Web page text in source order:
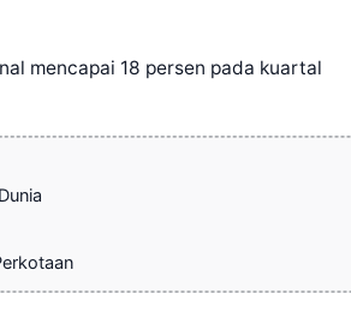
mencapai 18 persen pada kuartal